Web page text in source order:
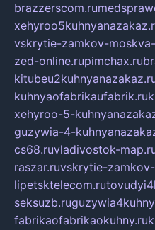
brazzerscom.ru
vskrytie-zamkov-moskva-
zed-online.rupimchax.ru
kuhnyaofabrikaufabrik.ru
xehyroo-5-
guzywia-4-
cs68.ruvladivostok-
raszar.ruvskrytie-zamkov-
lipetsktelecom.ru
seksuzb.ru
fabrikaofabrikaokuhny.ru